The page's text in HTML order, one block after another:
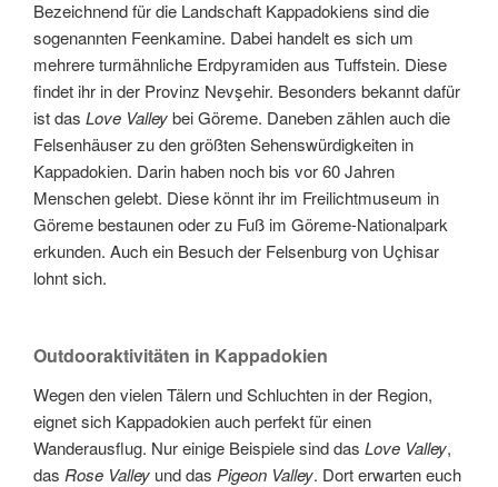
Bezeichnend für die Landschaft Kappadokiens sind die
sogenannten Feenkamine. Dabei handelt es sich um
mehrere turmähnliche Erdpyramiden aus Tuffstein. Diese
findet ihr in der Provinz Nevşehir. Besonders bekannt dafür
ist das Love Valleybei Göreme. Daneben zählen auch die
Felsenhäuser zu den größten Sehenswürdigkeiten in
Kappadokien. Darin haben noch bis vor 60 Jahren
Menschen gelebt. Diese könnt ihr im Freilichtmuseum in
Göreme bestaunen oder zu Fuß im Göreme-Nationalpark
erkunden. Auch ein Besuch der Felsenburg von Uçhisar
lohnt sich.
Outdooraktivitäten in Kappadokien
Wegen den vielen Tälern und Schluchten in der Region,
eignet sich Kappadokien auch perfekt für einen
Wanderausflug. Nur einige Beispiele sind das Love Valley,
das Rose Valley und das Pigeon Valley. Dort erwarten euch